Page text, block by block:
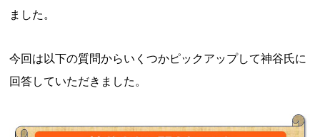
ました。
今回は以下の質問からいくつかピックアップして神谷氏に
回答していただきました。